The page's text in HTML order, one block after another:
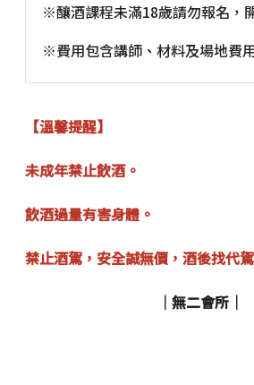
※釀酒課程未滿18歲請勿報名，
※費用包含講師、材料及場地費
【溫馨提醒】
未成年禁止飲酒。
飲酒過量有害身體。
禁止酒駕，安全誠無價，酒後找代
｜無二會所｜